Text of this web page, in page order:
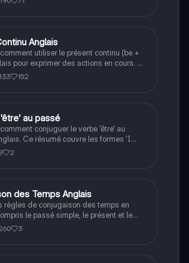
aidera à comprendre comment utiliser le
Anglais
utiliser le présent continu (be +
pour exprimer des actions en cours. Ce
la formation avec l'auxiliaire 'be' et des
verbes en -ing. Idéal pour les étudiants
152
au passé
conjuguer le verbe 'être' au
Ce résumé couvre les formes 'I
'he/she/it was', 'we were', 'you were',
Idéal pour les étudiants souhaitant
2
des Temps Anglais
règles de conjugaison des temps en
le passé simple, le présent et le
fiche de révision couvre les verbes
passé continu, et les constructions
3